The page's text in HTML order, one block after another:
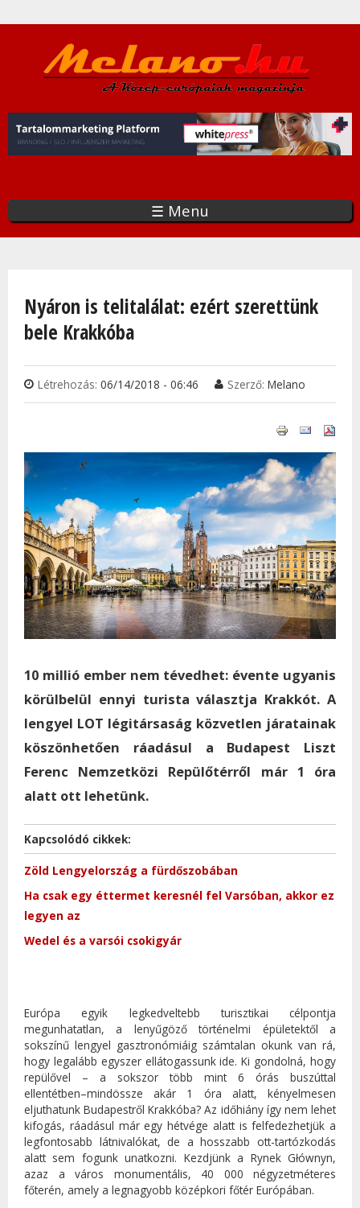
a
tartalomra
☰ Menu
Nyáron is telitalálat: ezért szerettünk
bele Krakkóba
Létrehozás: 06/14/2018 - 06:46 Szerző: Melano
10 millió ember nem tévedhet: évente ugyanis
körülbelül ennyi turista választja Krakkót. A
lengyel LOT légitársaság közvetlen járatainak
köszönhetően ráadásul a Budapest Liszt
Ferenc Nemzetközi Repülőtérről már 1 óra
alatt ott lehetünk.
Kapcsolódó cikkek:
Zöld Lengyelország a fürdőszobában
Ha csak egy éttermet keresnél fel Varsóban, akkor ez
legyen az
Wedel és a varsói csokigyár
Európa egyik legkedveltebb turisztikai célpontja
megunhatatlan, a lenyűgöző történelmi épületektől a
sokszínű lengyel gasztronómiáig számtalan okunk van rá,
hogy legalább egyszer ellátogassunk ide. Ki gondolná, hogy
repülővel – a sokszor több mint 6 órás buszúttal
ellentétben–mindössze akár 1 óra alatt, kényelmesen
eljuthatunk Budapestről Krakkóba? Az időhiány így nem lehet
kifogás, ráadásul már egy hétvége alatt is felfedezhetjük a
legfontosabb látnivalókat, de a hosszabb ott-tartózkodás
alatt sem fogunk unatkozni. Kezdjünk a Rynek Głównyn,
azaz a város monumentális, 40 000 négyzetméteres
főterén, amely a legnagyobb középkori főtér Európában.